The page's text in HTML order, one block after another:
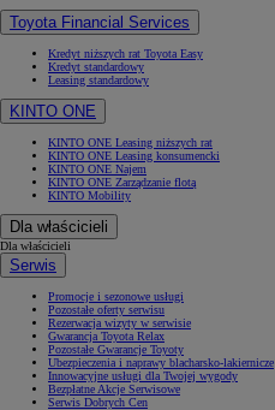
Toyota Financial Services
Kredyt niższych rat Toyota Easy
Kredyt standardowy
Leasing standardowy
KINTO ONE
KINTO ONE Leasing niższych rat
KINTO ONE Leasing konsumencki
KINTO ONE Najem
KINTO ONE Zarządzanie flotą
KINTO Mobility
Dla właścicieli
Dla właścicieli
Serwis
Promocje i sezonowe usługi
Pozostałe oferty serwisu
Rezerwacja wizyty w serwisie
Gwarancja Toyota Relax
Pozostałe Gwarancje Toyoty
Ubezpieczenia i naprawy blacharsko-lakiernicze
Innowacyjne usługi dla Twojej wygody
Bezpłatne Akcje Serwisowe
Serwis Dobrych Cen